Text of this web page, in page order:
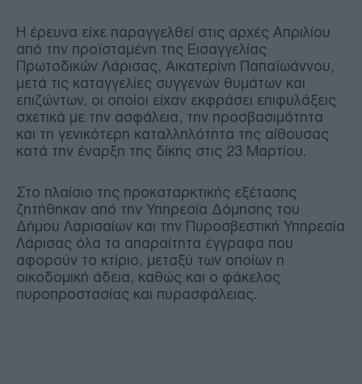
Η έρευνα είχε παραγγελθεί στις αρχές Απριλίου
από την προϊσταμένη της Εισαγγελίας
Πρωτοδικών Λάρισας, Αικατερίνη Παπαϊωάννου,
μετά τις καταγγελίες συγγενών θυμάτων και
επιζώντων, οι οποίοι είχαν εκφράσει επιφυλάξεις
σχετικά με την ασφάλεια, την προσβασιμότητα
και τη γενικότερη καταλληλότητα της αίθουσας
κατά την έναρξη της δίκης στις 23 Μαρτίου.
Στο πλαίσιο της προκαταρκτικής εξέτασης
ζητήθηκαν από την Υπηρεσία Δόμησης του
Δήμου Λαρισαίων και την Πυροσβεστική Υπηρεσία
Λάρισας όλα τα απαραίτητα έγγραφα που
αφορούν το κτίριο, μεταξύ των οποίων η
οικοδομική άδεια, καθώς και ο φάκελος
πυροπροστασίας και πυρασφάλειας.